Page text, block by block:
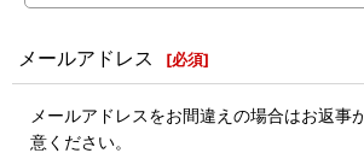
メールアドレス [必須]
メールアドレスをお間違えの場合はお返事
意ください。